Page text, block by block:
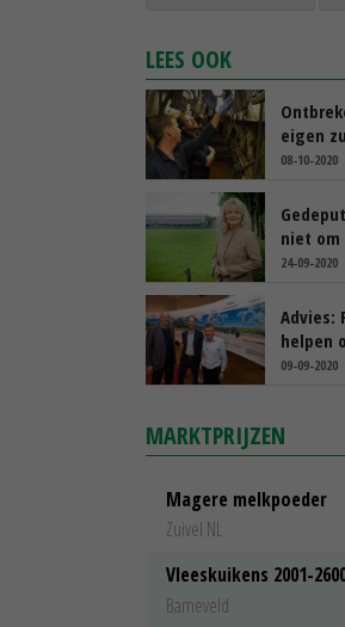
LEES OOK
eigen
08-10-2020
niet om
24-09-2020
Advies:
helpen
09-09-2020
MARKTPRIJZEN
Magere melkpoeder
Zuivel NL
Vleeskuikens 2001-
Barneveld